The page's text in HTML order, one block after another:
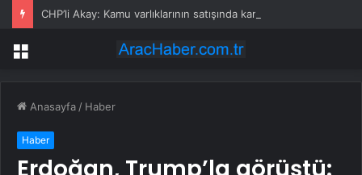
Menü
Anasayfa / Haber
Haber